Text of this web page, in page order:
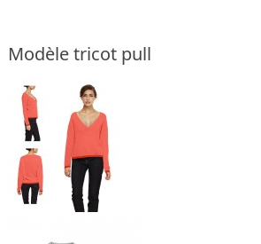
Modèle tricot pull